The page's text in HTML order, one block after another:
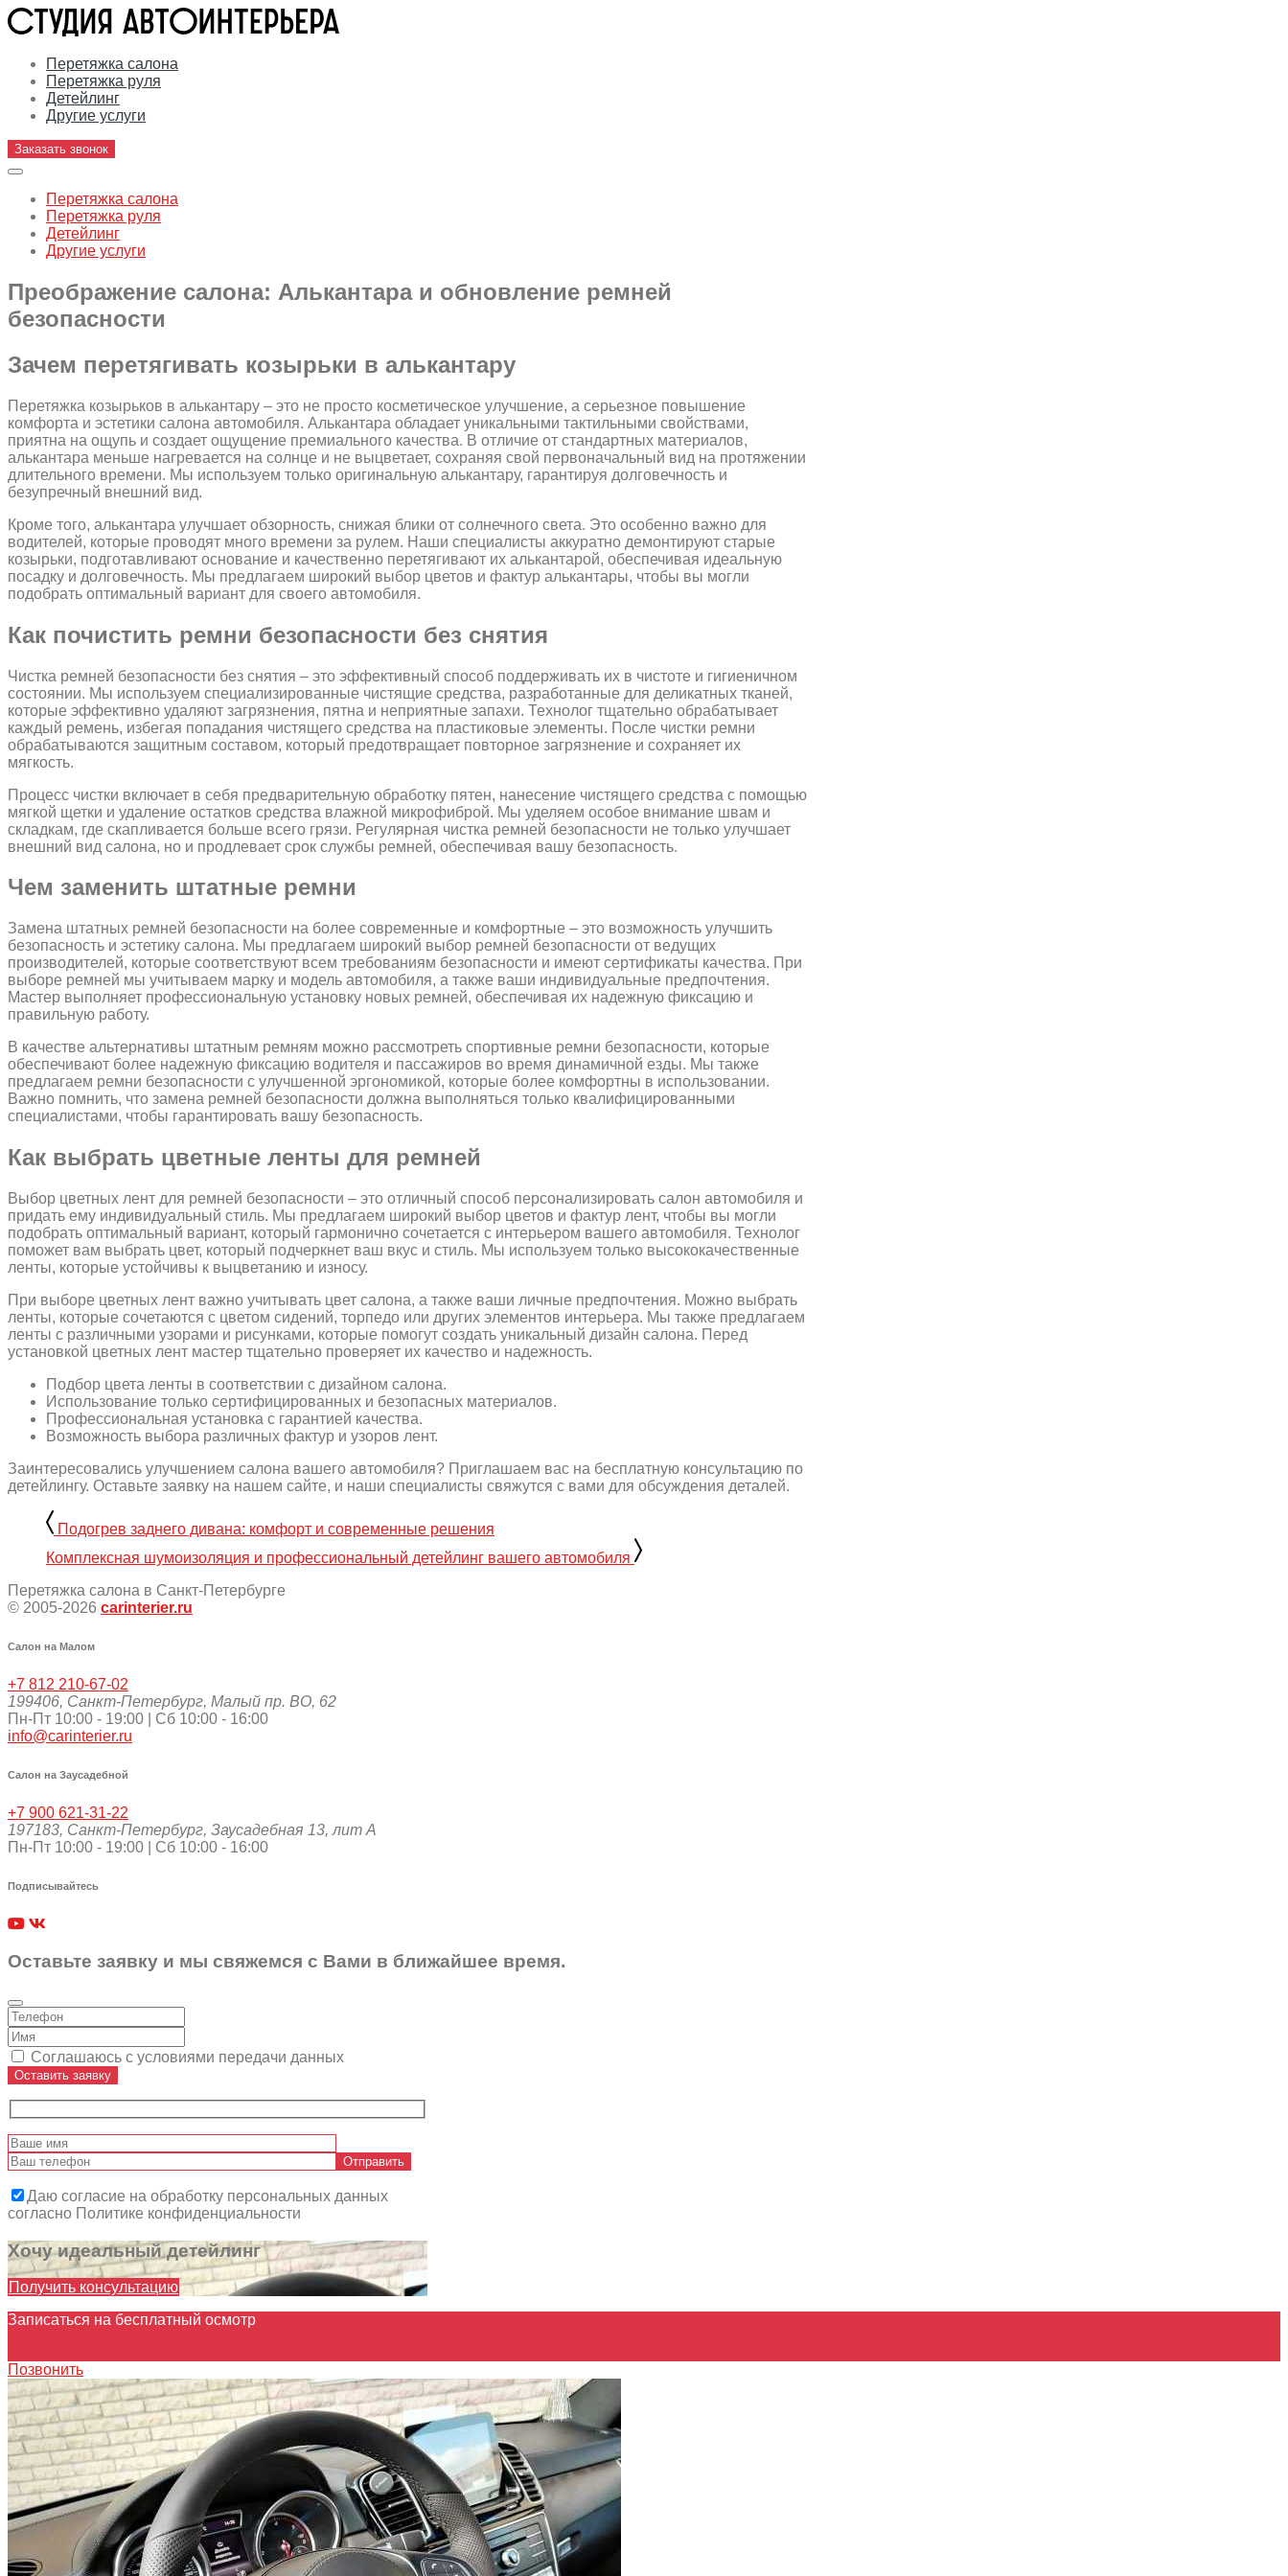
Перетяжка салона
Перетяжка руля
Детейлинг
Другие услуги
Заказать звонок
Перетяжка салона
Перетяжка руля
Детейлинг
Другие услуги
Преображение салона: Алькантара и обновление ремней
безопасности
Зачем перетягивать козырьки в алькантару
Перетяжка козырьков в алькантару – это не просто косметическое улучшение, а серьезное повышение
комфорта и эстетики салона автомобиля. Алькантара обладает уникальными тактильными свойствами,
приятна на ощупь и создает ощущение премиального качества. В отличие от стандартных материалов,
алькантара меньше нагревается на солнце и не выцветает, сохраняя свой первоначальный вид на протяжении
длительного времени. Мы используем только оригинальную алькантару, гарантируя долговечность и
безупречный внешний вид.
Кроме того, алькантара улучшает обзорность, снижая блики от солнечного света. Это особенно важно для
водителей, которые проводят много времени за рулем. Наши специалисты аккуратно демонтируют старые
козырьки, подготавливают основание и качественно перетягивают их алькантарой, обеспечивая идеальную
посадку и долговечность. Мы предлагаем широкий выбор цветов и фактур алькантары, чтобы вы могли
подобрать оптимальный вариант для своего автомобиля.
Как почистить ремни безопасности без снятия
Чистка ремней безопасности без снятия – это эффективный способ поддерживать их в чистоте и гигиеничном
состоянии. Мы используем специализированные чистящие средства, разработанные для деликатных тканей,
которые эффективно удаляют загрязнения, пятна и неприятные запахи. Технолог тщательно обрабатывает
каждый ремень, избегая попадания чистящего средства на пластиковые элементы. После чистки ремни
обрабатываются защитным составом, который предотвращает повторное загрязнение и сохраняет их
мягкость.
Процесс чистки включает в себя предварительную обработку пятен, нанесение чистящего средства с помощью
мягкой щетки и удаление остатков средства влажной микрофиброй. Мы уделяем особое внимание швам и
складкам, где скапливается больше всего грязи. Регулярная чистка ремней безопасности не только улучшает
внешний вид салона, но и продлевает срок службы ремней, обеспечивая вашу безопасность.
Чем заменить штатные ремни
Замена штатных ремней безопасности на более современные и комфортные – это возможность улучшить
безопасность и эстетику салона. Мы предлагаем широкий выбор ремней безопасности от ведущих
производителей, которые соответствуют всем требованиям безопасности и имеют сертификаты качества. При
выборе ремней мы учитываем марку и модель автомобиля, а также ваши индивидуальные предпочтения.
Мастер выполняет профессиональную установку новых ремней, обеспечивая их надежную фиксацию и
правильную работу.
В качестве альтернативы штатным ремням можно рассмотреть спортивные ремни безопасности, которые
обеспечивают более надежную фиксацию водителя и пассажиров во время динамичной езды. Мы также
предлагаем ремни безопасности с улучшенной эргономикой, которые более комфортны в использовании.
Важно помнить, что замена ремней безопасности должна выполняться только квалифицированными
специалистами, чтобы гарантировать вашу безопасность.
Как выбрать цветные ленты для ремней
Выбор цветных лент для ремней безопасности – это отличный способ персонализировать салон автомобиля и
придать ему индивидуальный стиль. Мы предлагаем широкий выбор цветов и фактур лент, чтобы вы могли
подобрать оптимальный вариант, который гармонично сочетается с интерьером вашего автомобиля. Технолог
поможет вам выбрать цвет, который подчеркнет ваш вкус и стиль. Мы используем только высококачественные
ленты, которые устойчивы к выцветанию и износу.
При выборе цветных лент важно учитывать цвет салона, а также ваши личные предпочтения. Можно выбрать
ленты, которые сочетаются с цветом сидений, торпедо или других элементов интерьера. Мы также предлагаем
ленты с различными узорами и рисунками, которые помогут создать уникальный дизайн салона. Перед
установкой цветных лент мастер тщательно проверяет их качество и надежность.
Подбор цвета ленты в соответствии с дизайном салона.
Использование только сертифицированных и безопасных материалов.
Профессиональная установка с гарантией качества.
Возможность выбора различных фактур и узоров лент.
Заинтересовались улучшением салона вашего автомобиля? Приглашаем вас на бесплатную консультацию по
детейлингу. Оставьте заявку на нашем сайте, и наши специалисты свяжутся с вами для обсуждения деталей.
Подогрев заднего дивана: комфорт и современные решения
Комплексная шумоизоляция и профессиональный детейлинг вашего автомобиля
Перетяжка салона в Санкт-Петербурге
© 2005-2026 carinterier.ru
Салон на Малом
+7 812 210-67-02
199406, Санкт-Петербург, Малый пр. ВО, 62
Пн-Пт 10:00 - 19:00 | Сб 10:00 - 16:00
info@carinterier.ru
Салон на Заусадебной
+7 900 621-31-22
197183, Санкт-Петербург, Заусадебная 13, лит А
Пн-Пт 10:00 - 19:00 | Сб 10:00 - 16:00
Подписывайтесь
Оставьте заявку и мы свяжемся с Вами в ближайшее время.
Соглашаюсь с условиями передачи данных
Оставить заявку
Даю согласие на обработку персональных данных
согласно Политике конфиденциальности
Хочу идеальный детейлинг
Получить консультацию
Записаться на бесплатный осмотр
Позвонить